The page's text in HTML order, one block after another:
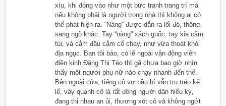
xíu, khi đóng vào như một bức tranh trang trí mà
nếu không phải là người trong nhà thì không ai có
thể phát hiện ra. “Nàng” được dẫn ra lối đó, thông
sang ngõ khác. Tay “nàng” xách guốc, tay kia cầm
túi, và cắm đầu cắm cổ chạy, như vừa thoát khỏi
địa ngục. Bạn tôi bảo, có lẽ ngoài vận động viên
điền kinh Đặng Thị Tèo thì gã chưa bao giờ nhìn
thấy một người phụ nữ nào chạy nhanh đến thế.
Bên ngoài cửa, tiếng cô vợ bầu bí vẫn tru tréo kể
lể, vây quanh cô là rất đông người dân hiếu kỳ,
đang thi nhau an ủi, thương xót cô và không ngớt